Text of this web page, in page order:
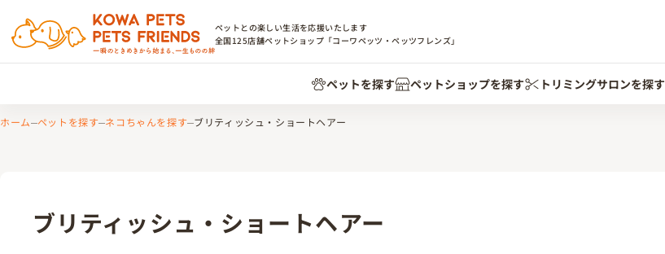
ペットとの楽しい生活を応援いたします
全国125店舗ペットショップ「コーワペッツ・ペッツフレンズ」
ペットを探す ペットショップを探す トリミングサロンを探す
ホーム ペットを探す ネコちゃんを探す ブリティッシュ・ショートヘアー
ブリティッシュ・ショートヘアー